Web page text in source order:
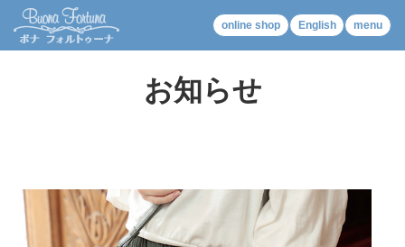
online shop English menu
NEWS
お知らせ